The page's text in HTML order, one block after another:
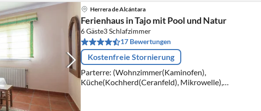
Herrera de Alcántara
Ferienhaus in Tajo mit Pool und Natur
6 Gäste3Schlafzimmer
17 Bewertungen
Kostenfreie Stornierung
Parterre: (Wohnzimmer(Kaminofen),
Küche(Kochherd(Ceranfeld), Mikrowelle),